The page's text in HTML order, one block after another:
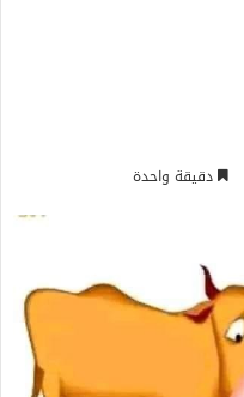
دقيقة واحدة